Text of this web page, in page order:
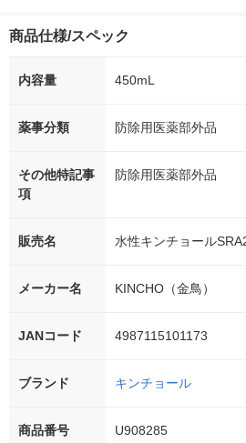
商品仕様/スペック
内容量 450mL
薬事分類 防除用医薬部外品
その他特記事
項
防除用医薬部外品
販売名 水性キンチョール
メーカー名 KINCHO（金鳥）
JANコード 4987115101173
ブランド キンチョール
商品番号 U908285